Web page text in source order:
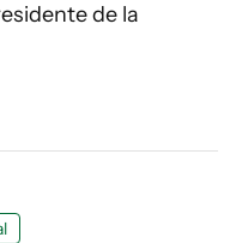
de la